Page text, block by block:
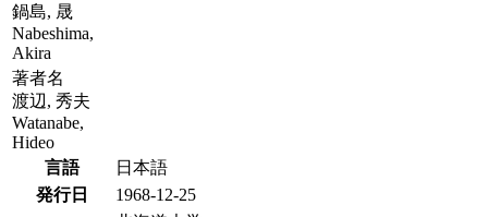
鍋島, 晟
Nabeshima,
Akira
著者名
渡辺, 秀夫
Watanabe,
Hideo
言語
日本語
発行日
1968-12-25